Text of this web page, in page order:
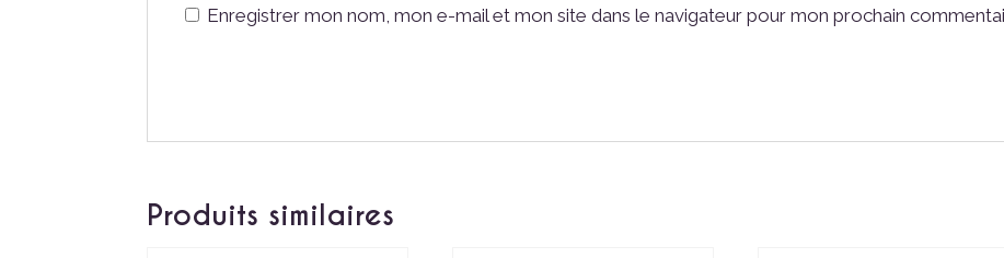
Enregistrer mon nom, mon e-mail et mon site dans le navigateur pour mon prochain
Produits similaires